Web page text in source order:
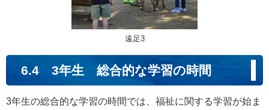
遠足3
6.4 3年生 総合的な学習の時間
3年生の総合的な学習の時間では、福祉に関する学習が始ま